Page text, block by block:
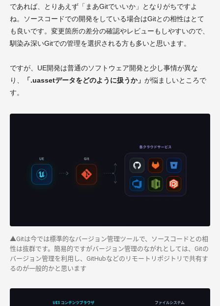
であれば、とりあえず「まあGitでいいか」となりがちですよ
ね。ソースコードでの開発をしている場合はGitとの相性はとて
も良いです。変更箇所の差分の確認やレビューもしやすいので、
馴染み深いGitでの管理を選択される方も多いと思います。
ですが、UE開発は普通のソフトウェア開発と少し事情が異な
り、
「.uassetデータをどのように扱うか」 が悩ましいところで
す。
▲Gitは今では標準的なバージョン管理ツールで、ソースコードとの相
性は抜群です。簡易的ですがバージョン管理のながれとしては、Gitの
バージョン管理を利用し、GitHubなどのリモートリポジトリで共有す
るのが一般的かと思います